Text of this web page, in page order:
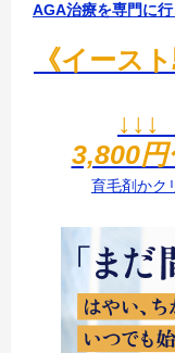
AGA治療を専門に
《イース
3,800円
育毛剤かク